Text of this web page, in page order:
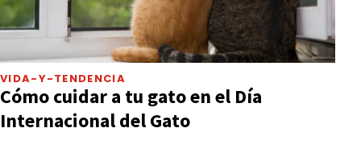
VIDA-Y-TENDENCIA
Cómo cuidar a tu gato en el Día
Internacional del Gato